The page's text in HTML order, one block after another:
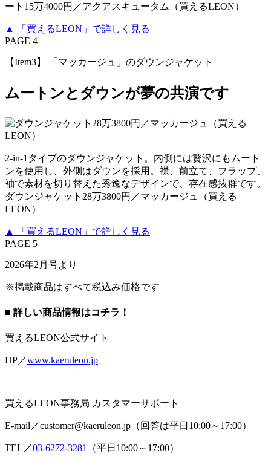
ート15万4000円／アクアスキュータム（買えるLEON）
▲ 「買えるLEON」で詳しく見る
PAGE 4
【Item3】 「マッカージュ」のダウンジャケット
ムートンとダウンが夢の共演です
2-in-1タイプのダウンジャケット。内側には贅沢にもムート
ンを使用し、外側はダウンを採用。襟、前立て、フラップ、
袖で素材を切り替えた秀逸なデザインで、存在感抜群です。
ダウンジャケット28万3800円／マッカージュ（買える
LEON）
▲ 「買えるLEON」で詳しく見る
PAGE 5
2026年2月号より
※掲載商品はすべて税込み価格です
■ 詳しい商品情報はコチラ！
買えるLEON公式サイト
HP／www.kaeruleon.jp
買えるLEON事務局 カスタマーサポート
E-mail／customer@kaeruleon.jp（回答は平日10:00～17:00）
TEL／03-6272-3281 （平日10:00～17:00）